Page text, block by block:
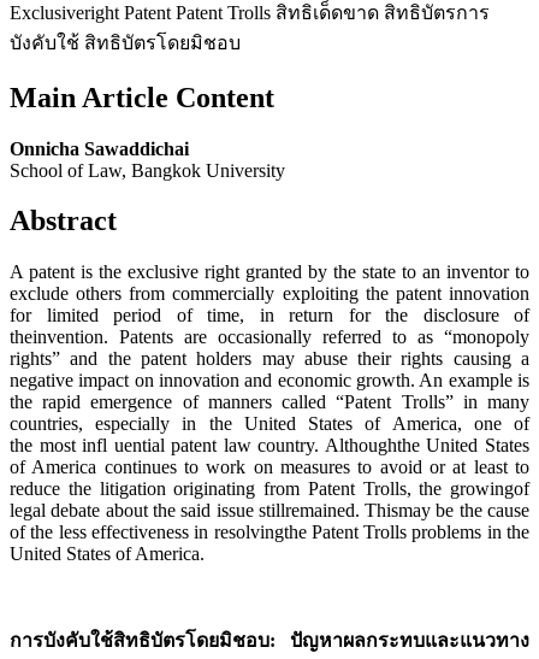
Exclusiveright Patent Patent Trolls สิทธิเด็ดขาด สิทธิบัตรการ
บังคับใช้ สิทธิบัตรโดยมิชอบ
Main Article Content
Onnicha Sawaddichai
School of Law, Bangkok University
Abstract
A patent is the exclusive right granted by the state to an inventor to
exclude others from commercially exploiting the patent innovation
for limited period of time, in return for the disclosure of
theinvention. Patents are occasionally referred to as “monopoly
rights” and the patent holders may abuse their rights causing a
negative impact on innovation and economic growth. An example is
the rapid emergence of manners called “Patent Trolls” in many
countries, especially in the United States of America, one of
the most infl uential patent law country. Althoughthe United States
of America continues to work on measures to avoid or at least to
reduce the litigation originating from Patent Trolls, the growingof
legal debate about the said issue stillremained. Thismay be the cause
of the less effectiveness in resolvingthe Patent Trolls problems in the
United States of America.
การบังคับใช้สิทธิบัตรโดยมิชอบ: ปัญหาผลกระทบและแนวทาง